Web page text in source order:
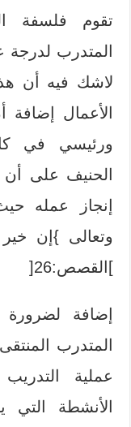
تقوم فلسفة
المتدرب لدرجة
لاشك فيه أن
الأعمال
ورئيسي في
الحنيف على
إنجاز عمله
وتعالى }إن
]القصص:26[
إضافة
المتدرب
عملية
الأنشطة التي